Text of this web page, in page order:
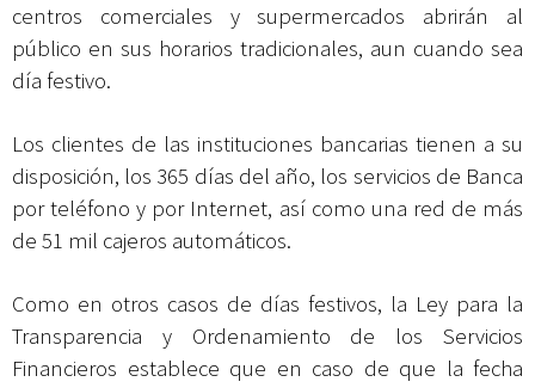
centros comerciales y supermercados abrirán al
público en sus horarios tradicionales, aun cuando sea
día festivo.
Los clientes de las instituciones bancarias tienen a su
disposición, los 365 días del año, los servicios de Banca
por teléfono y por Internet, así como una red de más
de 51 mil cajeros automáticos.
Como en otros casos de días festivos, la Ley para la
Transparencia y Ordenamiento de los Servicios
Financieros establece que en caso de que la fecha